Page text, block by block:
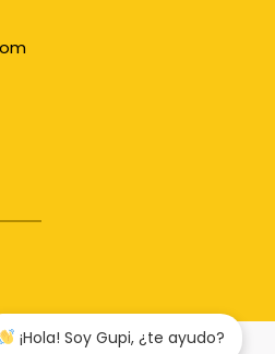
¡Hola! Soy Gupi, ¿te ayudo?